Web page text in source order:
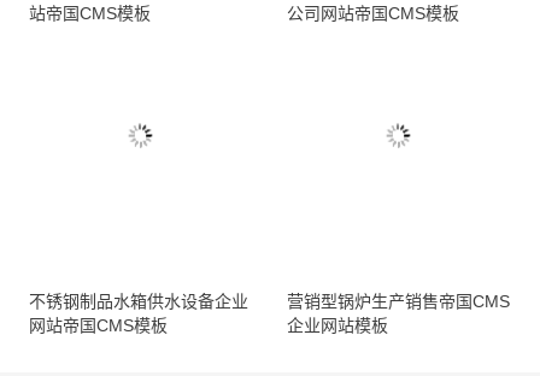
站帝国CMS模板
公司网站帝国CMS模板
不锈钢制品水箱供水设备企业
网站帝国CMS模板
营销型锅炉生产销售帝国CMS
企业网站模板